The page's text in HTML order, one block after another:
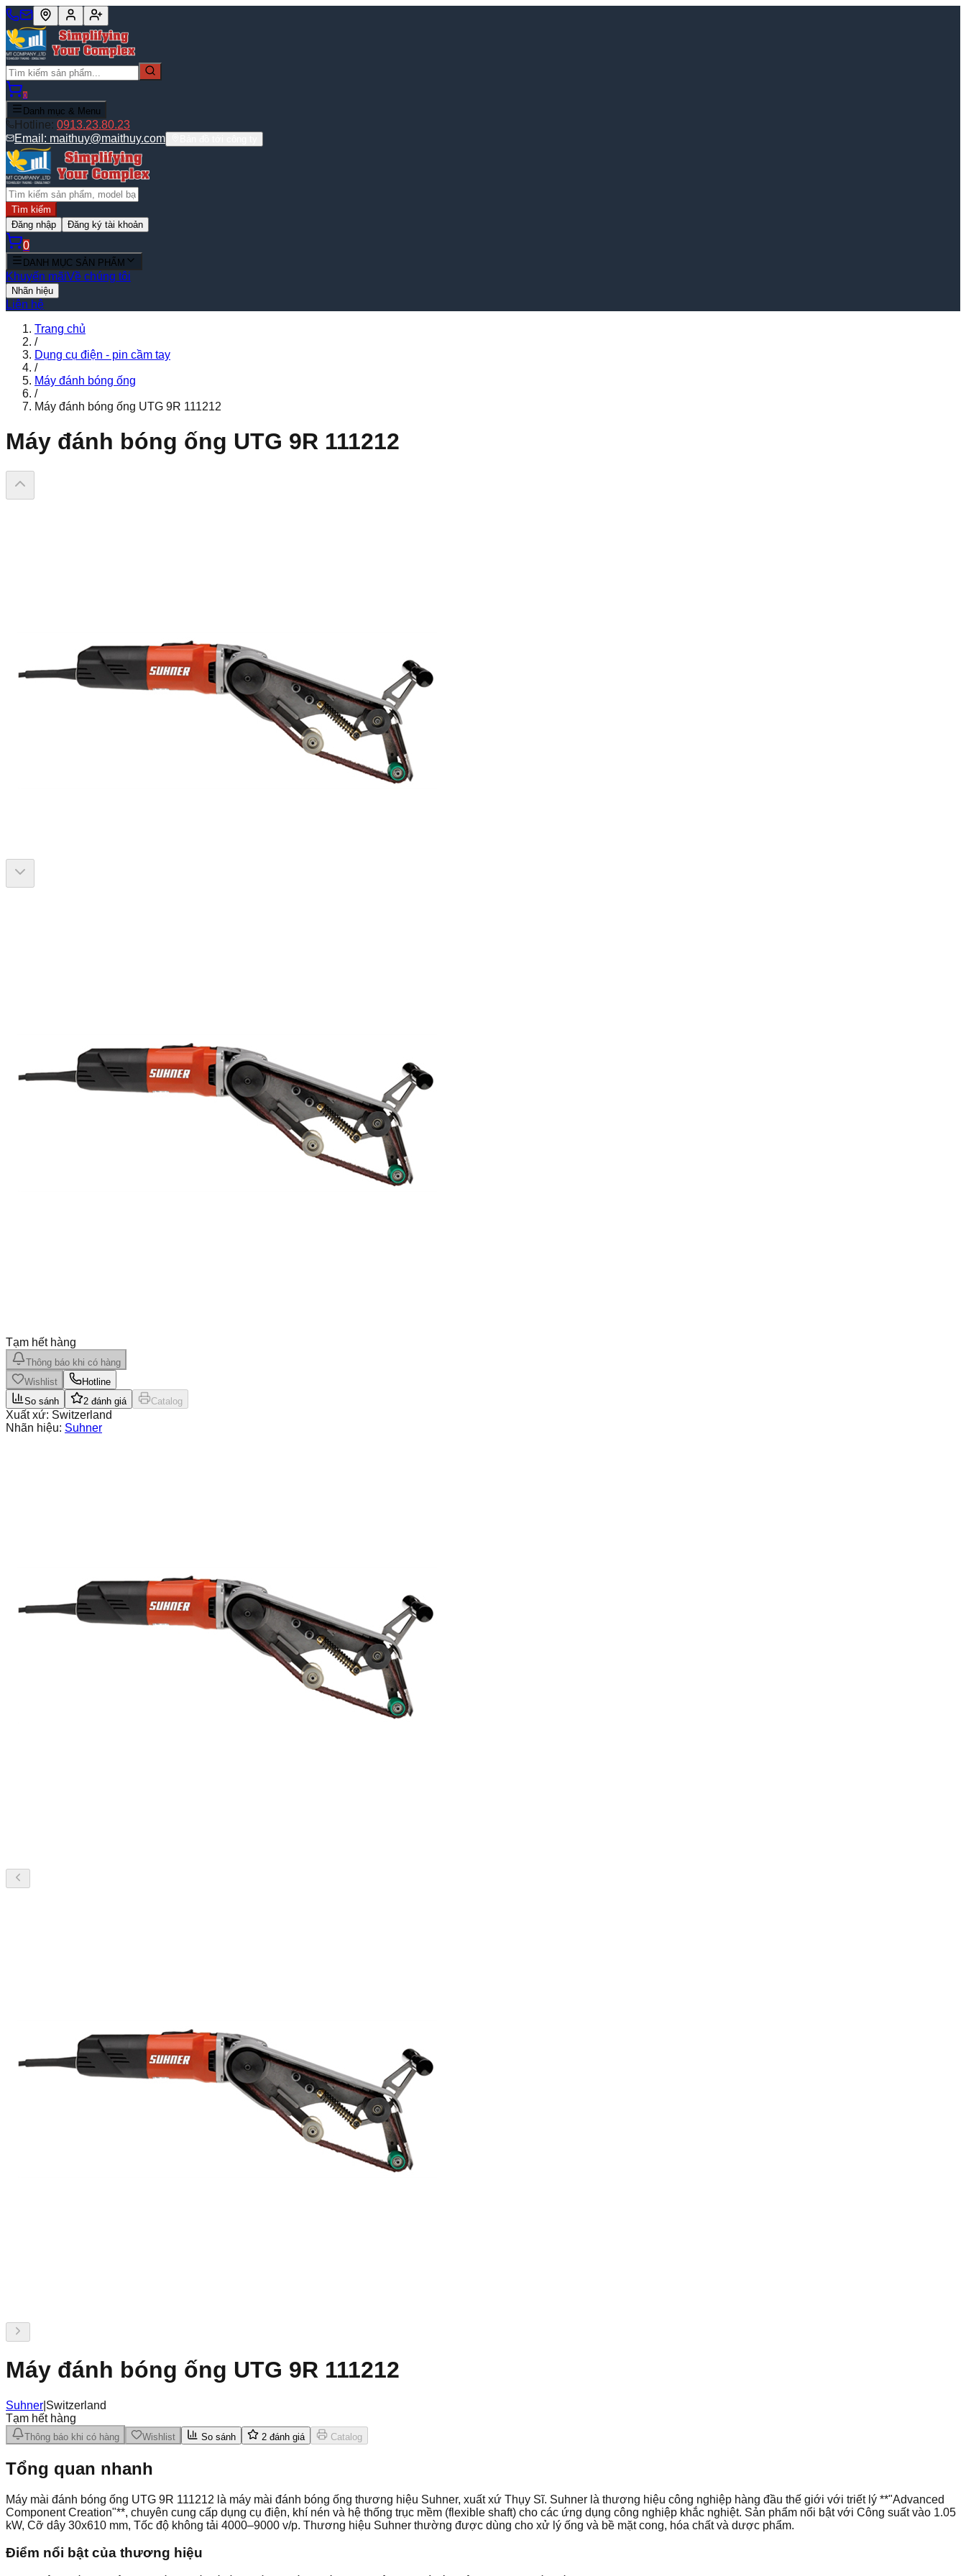
0
Danh mục & Menu
Hotline: 0913.23.80.23
Email: maithuy@maithuy.com
Tìm kiếm
Đăng nhập
Đăng ký tài khoản
0
DANH MỤC SẢN PHẨM
Khuyến mãiVề chúng tôi
Nhãn hiệu
Liên hệ
Trang chủ
/
Dụng cụ điện - pin cầm tay
/
Máy đánh bóng ống
/
Máy đánh bóng ống UTG 9R 111212
Máy đánh bóng ống UTG 9R 111212
Tạm hết hàng
Thông báo khi có hàng
Wishlist
Hotline
So sánh
2 đánh giá Catalog
Xuất xứ: Switzerland
Nhãn hiệu: Suhner
Máy đánh bóng ống UTG 9R 111212
Suhner Switzerland
Tạm hết hàng
Thông báo khi có hàng Wishlist So sánh 2 đánh giá Catalog
Tổng quan nhanh
Máy mài đánh bóng ống UTG 9R 111212 là máy mài đánh bóng ống thương hiệu Suhner, xuất xứ Thụy Sĩ. Suhner là thương hiệu công nghiệp hàng đầu thế giới với triết lý **"Advanced
Component Creation"**, chuyên cung cấp dụng cụ điện, khí nén và hệ thống trục mềm (flexible shaft) cho các ứng dụng công nghiệp khắc nghiệt. Sản phẩm nổi bật với Công suất vào 1.05
kW, Cỡ dây 30x610 mm, Tốc độ không tải 4000–9000 v/p. Thương hiệu Suhner thường được dùng cho xử lý ống và bề mặt cong, hóa chất và dược phẩm.
Điểm nổi bật của thương hiệu